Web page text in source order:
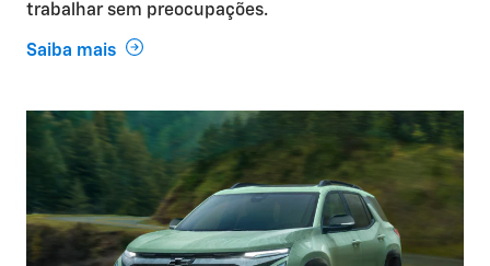
trabalhar sem preocupações.
Saiba mais